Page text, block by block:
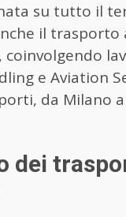
su tutto il
il trasporto
e Aviation
da Milano a
dei